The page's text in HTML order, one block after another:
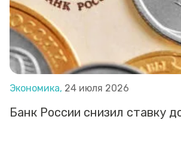
Экономика, 24 июля 2026
Банк России снизил ставку